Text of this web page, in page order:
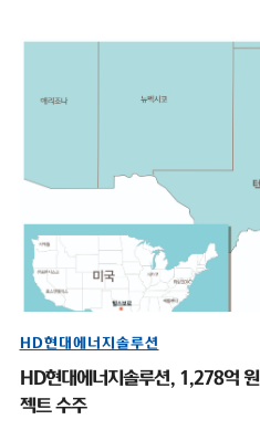
HD현대에너지솔루션
HD현대에너지솔루션, 1,278억
젝트 수주